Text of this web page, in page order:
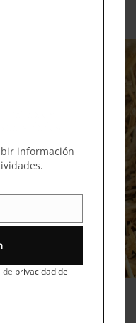
H2020 /
información
de privacidad de